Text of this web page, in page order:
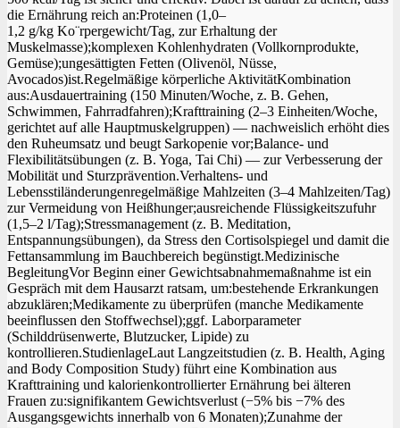
die Ernährung reich an:Proteinen (1,0–
1,2 g/kg Ko¨rpergewicht/Tag, zur Erhaltung der
Muskelmasse);komplexen Kohlenhydraten (Vollkornprodukte,
Gemüse);ungesättigten Fetten (Olivenöl, Nüsse,
Avocados)ist.Regelmäßige körperliche AktivitätKombination
aus:Ausdauertraining (150 Minuten/Woche, z. B. Gehen,
Schwimmen, Fahrradfahren);Krafttraining (2–3 Einheiten/Woche,
gerichtet auf alle Hauptmuskelgruppen) — nachweislich erhöht dies
den Ruheumsatz und beugt Sarkopenie vor;Balance‑ und
Flexibilitätsübungen (z. B. Yoga, Tai Chi) — zur Verbesserung der
Mobilität und Sturzprävention.Verhaltens‑ und
Lebensstiländerungenregelmäßige Mahlzeiten (3–4 Mahlzeiten/Tag)
zur Vermeidung von Heißhunger;ausreichende Flüssigkeitszufuhr
(1,5–2 l/Tag);Stressmanagement (z. B. Meditation,
Entspannungsübungen), da Stress den Cortisolspiegel und damit die
Fettansammlung im Bauchbereich begünstigt.Medizinische
BegleitungVor Beginn einer Gewichtsabnahmemaßnahme ist ein
Gespräch mit dem Hausarzt ratsam, um:bestehende Erkrankungen
abzuklären;Medikamente zu überprüfen (manche Medikamente
beeinflussen den Stoffwechsel);ggf. Laborparameter
(Schilddrüsenwerte, Blutzucker, Lipide) zu
kontrollieren.StudienlageLaut Langzeitstudien (z. B. Health, Aging
and Body Composition Study) führt eine Kombination aus
Krafttraining und kalorienkontrollierter Ernährung bei älteren
Frauen zu:signifikantem Gewichtsverlust (−5% bis −7% des
Ausgangsgewichts innerhalb von 6 Monaten);Zunahme der